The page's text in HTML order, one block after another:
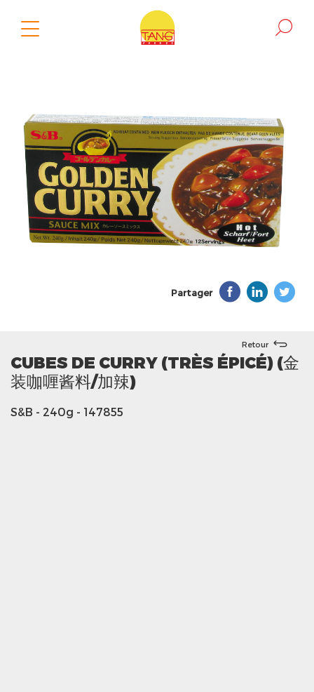
Partager
Retour
CUBES DE CURRY (TRÈS ÉPICÉ) (金
装咖喱酱料/加辣)
S&B - 240g - 147855